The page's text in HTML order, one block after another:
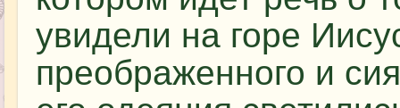
увидели на горе
преображенного и